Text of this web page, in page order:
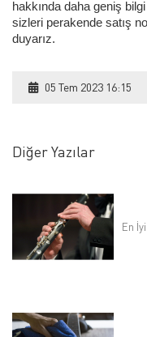
hakkında daha geniş
sizleri perakende satış
duyarız.
05 Tem 2023 16:15
Diğer Yazılar
En